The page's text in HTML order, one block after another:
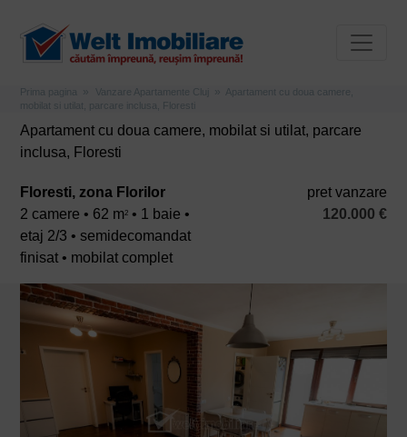
Prima pagina Vanzare Apartamente Cluj
Apartament cu doua camere,
mobilat si utilat, parcare inclusa, Floresti
Apartament cu doua camere, mobilat si utilat, parcare
inclusa, Floresti
Floresti, zona Florilor
2 camere • 62 m2 • 1 baie •
etaj 2/3 • semidecomandat
finisat • mobilat complet
pret vanzare
120.000 €